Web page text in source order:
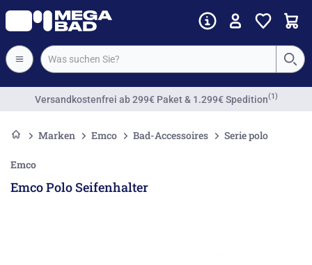
Versandkostenfrei ab 299€ Paket & 1.299€ Spedition(1)
Marken Emco Bad-Accessoires Serie polo
Emco
Emco Polo Seifenhalter